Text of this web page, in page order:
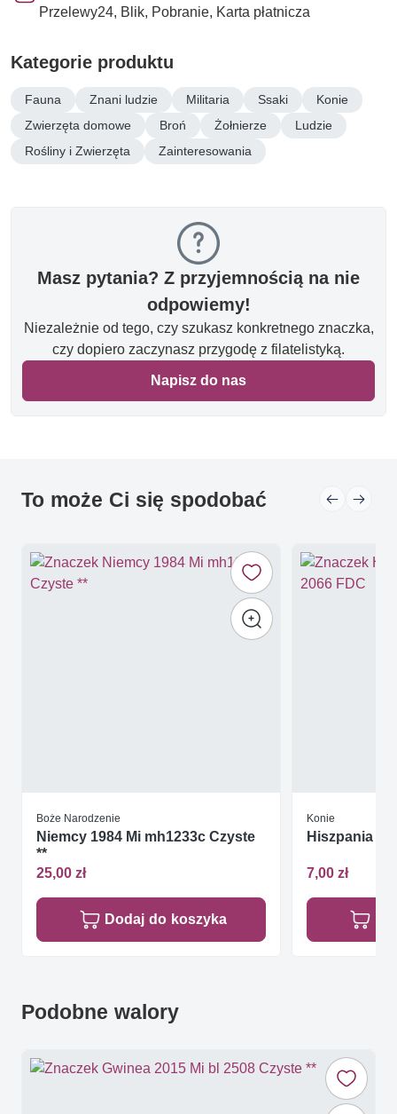
Przelewy24, Blik, Pobranie, Karta płatnicza
Kategorie produktu
Fauna Znani ludzie Militaria Ssaki
Konie
Zwierzęta domowe
Broń Żołnierze
Ludzie
Rośliny i Zwierzęta
Zainteresowania
Masz pytania? Z przyjemnością na nie
odpowiemy!
Niezależnie od tego, czy szukasz konkretnego znaczka,
czy dopiero zaczynasz przygodę z filatelistyką.
Napisz do nas
To może Ci się spodobać
Boże Narodzenie
Niemcy 1984 Mi mh1233c Czyste
**
25,00 zł
Dodaj do koszyka
Konie
Hiszpania
7,00 zł
Podobne walory